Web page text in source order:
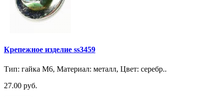
Крепежное изделие ss3459
Тип: гайка М6, Материал: металл, Цвет: серебр..
27.00 руб.